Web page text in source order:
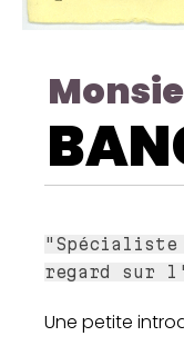
"Spécialiste
regard sur
Une petite